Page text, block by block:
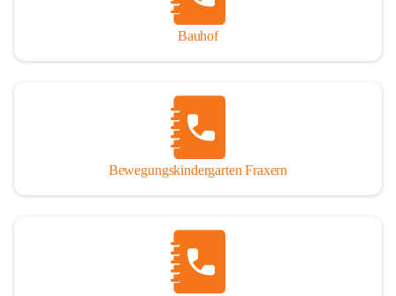
Bauhof
Bewegungskindergarten Fraxern